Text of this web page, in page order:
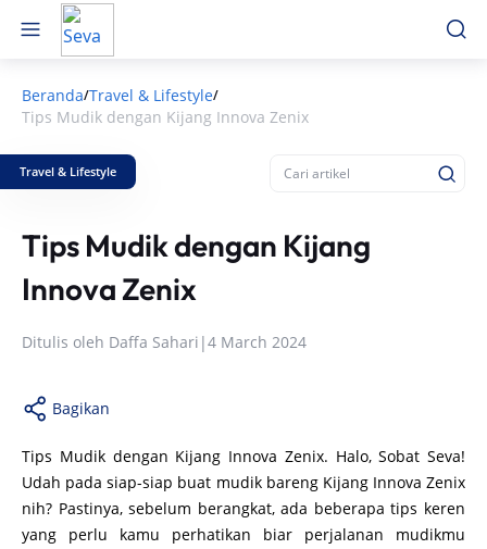
Beranda/Travel & Lifestyle/
Tips Mudik dengan Kijang Innova Zenix
Travel & Lifestyle
Tips Mudik dengan Kijang
Innova Zenix
Ditulis oleh Daffa Sahari |4 March 2024
Bagikan
Tips Mudik dengan Kijang Innova Zenix. Halo, Sobat Seva!
Udah pada siap-siap buat mudik bareng Kijang Innova Zenix
nih? Pastinya, sebelum berangkat, ada beberapa tips keren
yang perlu kamu perhatikan biar perjalanan mudikmu